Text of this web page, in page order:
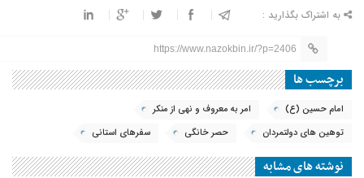
به اشتراک بگذارید :
https://www.nazokbin.ir/?p=2406
برچسب ها
امام حسین (ع)
امر به معروف و نهی از منکر
توهین های دولتمردان
حصر خانگی سفرهای استانی
نوشته های مشابه